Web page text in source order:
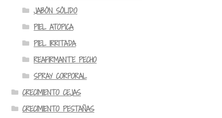
JABÓN SÓLIDO
PIEL ATOPICA
PIEL IRRITADA
REAFIRMANTE PECHO
SPRAY CORPORAL
CRECIMIENTO CEJAS
CRECIMIENTO PESTAÑAS